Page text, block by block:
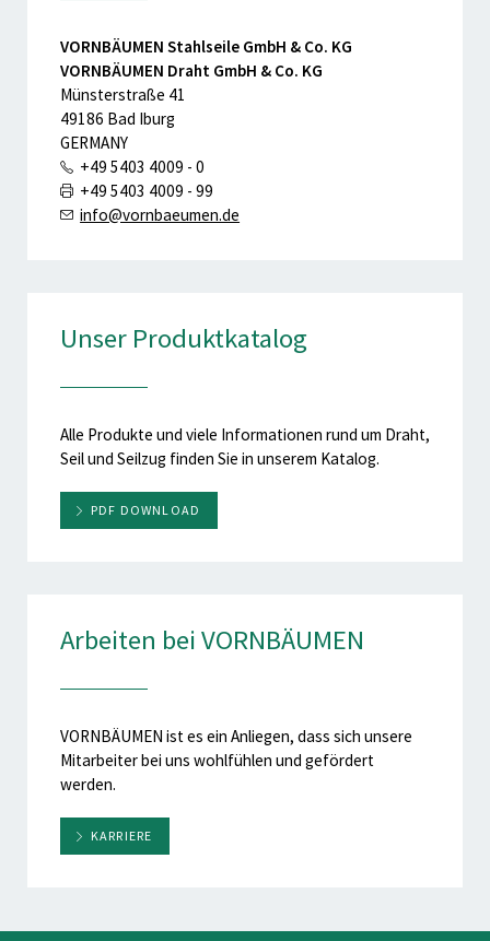
VORNBÄUMEN Stahlseile GmbH & Co. KG
VORNBÄUMEN Draht GmbH & Co. KG
Münsterstraße 41
49186 Bad Iburg
GERMANY
+49 5403 4009 - 0
+49 5403 4009 - 99
info@vornbaeumen.de
Unser Produktkatalog
Alle Produkte und viele Informationen rund um Draht,
Seil und Seilzug finden Sie in unserem Katalog.
PDF DOWNLOAD
Arbeiten bei VORNBÄUMEN
VORNBÄUMEN ist es ein Anliegen, dass sich unsere
Mitarbeiter bei uns wohlfühlen und gefördert
werden.
KARRIERE